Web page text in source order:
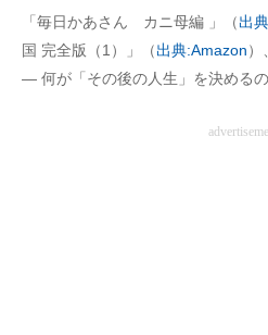
マーケ×ITの今がよく分かる
ITエンジニア向け専門サイト
「毎日かあさん カニ母編 」（出
国 完全版（1）」（出典:Amazon）
― 何が「その後の人生」を決める